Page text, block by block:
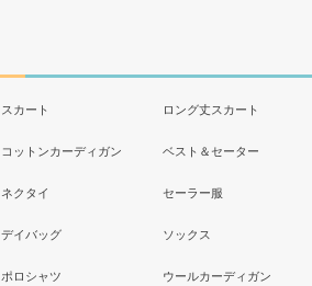
スカート ロング丈スカート
コットンカーディガン ベスト＆セーター
ネクタイ セーラー服
デイバッグ ソックス
ポロシャツ ウールカーディガン